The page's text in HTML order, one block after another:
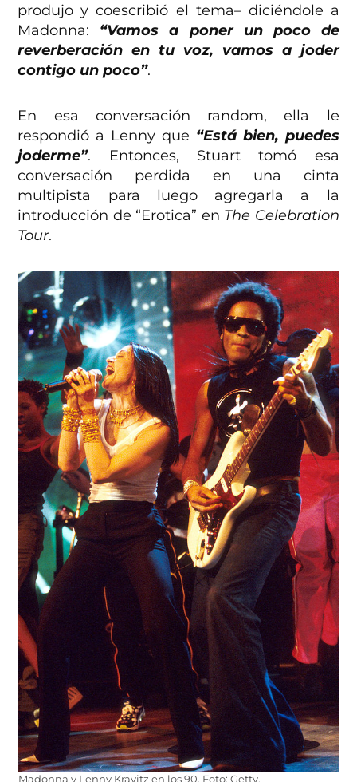
produjo y coescribió el tema– diciéndole a
Madonna: “Vamos a poner un poco de
reverberación en tu voz, vamos a joder
contigo un poco”.
En esa conversación random, ella le
respondió a Lenny que “Está bien, puedes
joderme”. Entonces, Stuart tomó esa
conversación perdida en una cinta
multipista para luego agregarla a la
introducción de “Erotica” en The Celebration
Tour.
Madonna y Lenny Kravitz en los 90. Foto: Getty.